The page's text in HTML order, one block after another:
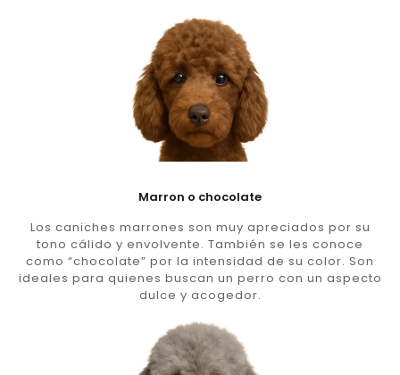
Marron o chocolate
Los caniches marrones son muy apreciados por su
tono cálido y envolvente. También se les conoce
como “chocolate” por la intensidad de su color. Son
ideales para quienes buscan un perro con un aspecto
dulce y acogedor.